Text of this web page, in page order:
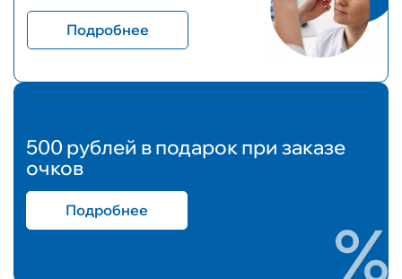
Подробнее
500 рублей в подарок при заказе
очков
Подробнее